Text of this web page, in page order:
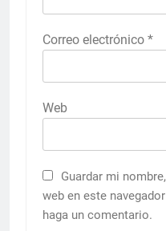
Correo electrónico *
Web
Guardar mi
web en este
haga un comentario.